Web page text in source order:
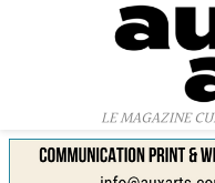
LE MAGAZINE
Panneau de gestion des